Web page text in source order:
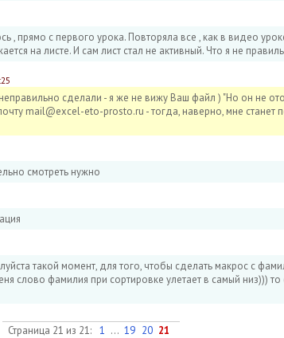
, прямо с первого урока. Повторяла все , как в видео
на листе. И сам лист стал не активный. Что я не
сделали - я же не вижу Ваш файл ) "Но он не
mail@excel-eto-prosto.ru - тогда, наверно, мне станет
смотреть нужно
такой момент, для того, чтобы сделать макрос с
слово фамилия при сортировке улетает в самый низ))) то
Страница 21 из 21: 1 ... 19 20 21